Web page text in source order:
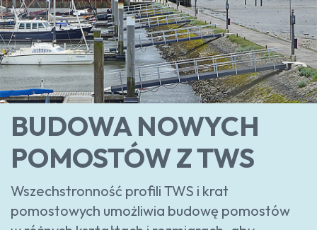
BUDOWA NOWYCH
POMOSTÓW Z TWS
Wszechstronność profili TWS i krat
pomostowych umożliwia budowę pomostów